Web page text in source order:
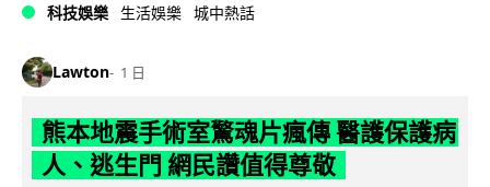
科技娛樂 生活娛樂 城中熱話
Lawton 1 日
熊本地震手術室驚魂片瘋傳 醫護保護病
人、逃生門 網民讚值得尊敬